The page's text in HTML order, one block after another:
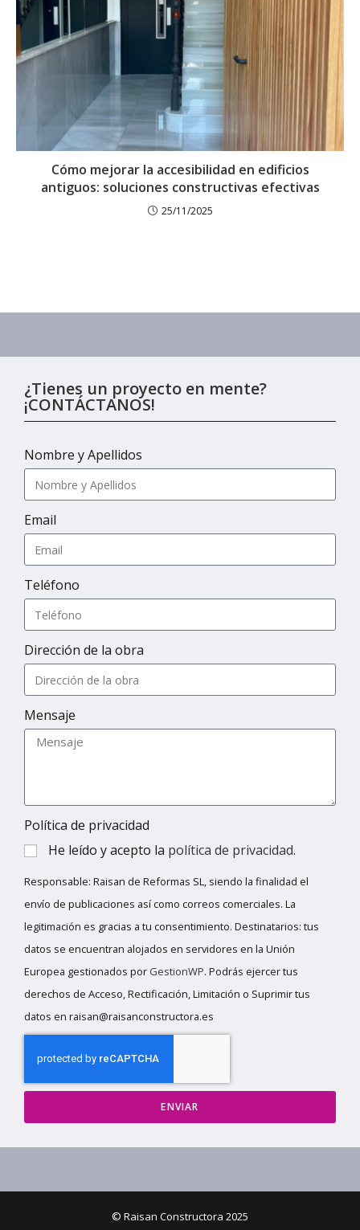
Cómo mejorar la accesibilidad en edificios
antiguos: soluciones constructivas efectivas
25/11/2025
¿Tienes un proyecto en mente?
¡CONTÁCTANOS!
Nombre y Apellidos
Email
Teléfono
Dirección de la obra
Mensaje
Política de privacidad
He leído y acepto la política de privacidad.
Responsable: Raisan de Reformas SL, siendo la finalidad el
envío de publicaciones así como correos comerciales. La
legitimación es gracias a tu consentimiento. Destinatarios: tus
datos se encuentran alojados en servidores en la Unión
Europea gestionados por GestionWP. Podrás ejercer tus
derechos de Acceso, Rectificación, Limitación o Suprimir tus
datos en raisan@raisanconstructora.es
ENVIAR
© Raisan Constructora 2025